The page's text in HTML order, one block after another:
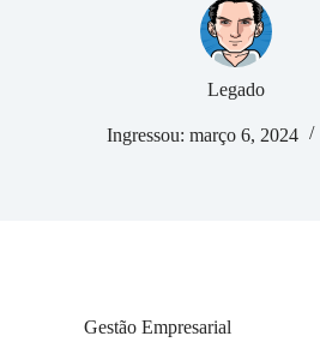
Legado
Ingressou: março 6, 2024
Gestão Empresarial